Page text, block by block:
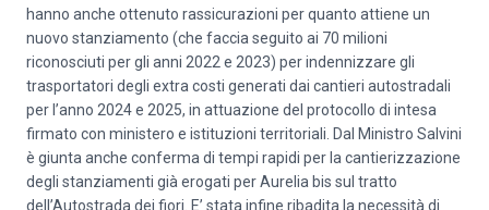
hanno anche ottenuto rassicurazioni per quanto attiene un
nuovo stanziamento (che faccia seguito ai 70 milioni
riconosciuti per gli anni 2022 e 2023) per indennizzare gli
trasportatori degli extra costi generati dai cantieri autostradali
per l’anno 2024 e 2025, in attuazione del protocollo di intesa
firmato con ministero e istituzioni territoriali. Dal Ministro Salvini
è giunta anche conferma di tempi rapidi per la cantierizzazione
degli stanziamenti già erogati per Aurelia bis sul tratto
dell’Autostrada dei fiori. E’ stata infine ribadita la necessità di